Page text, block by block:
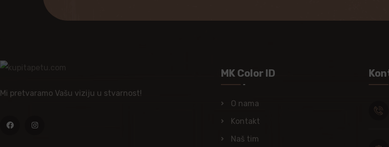
Mi pretvaramo Vašu viziju u stvarnost!
MK Color ID
O nama
Kontakt
Naš tim